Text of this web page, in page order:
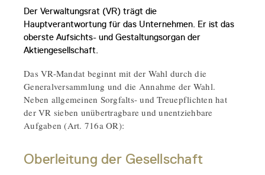
Der Verwaltungsrat (VR) trägt die
Hauptverantwortung für das Unternehmen. Er ist das
oberste Aufsichts- und Gestaltungsorgan der
Aktiengesellschaft.
Das VR-Mandat beginnt mit der Wahl durch die
Generalversammlung und die Annahme der Wahl.
Neben allgemeinen Sorgfalts- und Treuepflichten hat
der VR sieben unübertragbare und unentziehbare
Aufgaben (Art. 716a OR):
Oberleitung der Gesellschaft